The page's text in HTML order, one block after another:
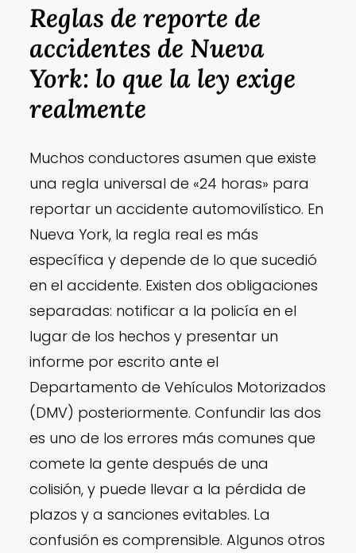
Reglas de reporte de
accidentes de Nueva
York: lo que la ley exige
realmente
Muchos conductores asumen que existe
una regla universal de «24 horas» para
reportar un accidente automovilístico. En
Nueva York, la regla real es más
específica y depende de lo que sucedió
en el accidente. Existen dos obligaciones
separadas: notificar a la policía en el
lugar de los hechos y presentar un
informe por escrito ante el
Departamento de Vehículos Motorizados
(DMV) posteriormente. Confundir las dos
es uno de los errores más comunes que
comete la gente después de una
colisión, y puede llevar a la pérdida de
plazos y a sanciones evitables. La
confusión es comprensible. Algunos otros